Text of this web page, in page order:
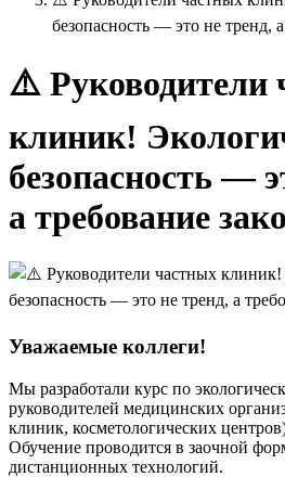
безопасность — это не тренд,
⚠️ Руководители
клиник!
безопасность —
а требование
Уважаемые коллеги!
Мы разработали курс по
руководителей медицинских
клиник, косметологических
Обучение проводится в заочной
дистанционных технологий.